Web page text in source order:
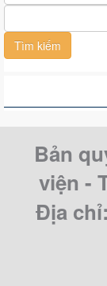
Bản
viện -
Địa chỉ: